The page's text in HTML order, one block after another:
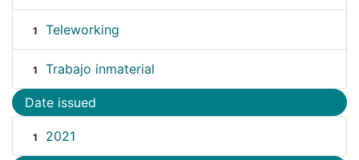
1 Teleworking
1 Trabajo inmaterial
Date issued
1 2021